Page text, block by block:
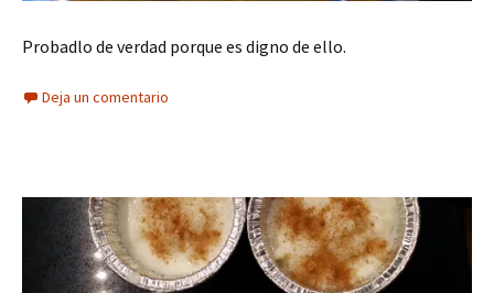
Probadlo de verdad porque es digno de ello.
Deja un comentario